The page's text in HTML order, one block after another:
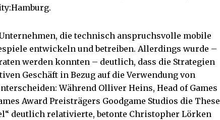
die technisch anspruchsvolle mobile
entwickeln und betreiben. Allerdings wurde –
werden konnten – deutlich, dass die Strategien
Geschäft in Bezug auf die Verwendung von
Während Olliver Heins, Head of Games
Award Preisträgers Goodgame Studios die These
deutlich relativierte, betonte Christopher Lörken